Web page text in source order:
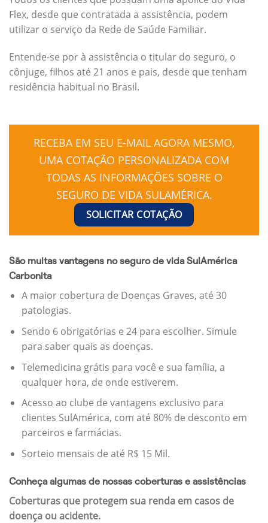
Flex, desde que contratada a assistência, podem
utilizar o serviço da Rede de Saúde Familiar.
Entende-se por à assistência o titular do seguro, o
cônjuge, filhos até 21 anos e pais, desde que tenham
residência habitual no Brasil.
RECEBA EM SEU E-MAIL AGORA MESMO,
UMA COTAÇÃO PERSONALIZADA COM
TODAS AS INFORMAÇÕES SOBRE O
SEGURO DE VIDA SULAMÉRICA.
SOLICITAR COTAÇÃO
São muitas vantagens no seguro de vida SulAmérica
Carbonita
A maior cobertura de Doenças Graves, até 30
patologias.
Sendo 6 obrigatórias e 24 para escolher. Simule
para saber quais as doenças.
Telemedicina grátis para você e sua família, a
qualquer hora, de onde estiverem.
Acesso ao clube de vantagens exclusivo para
clientes SulAmérica, com até 80% de desconto em
parceiros e farmácias.
Sorteio mensais de até R$ 15 Mil.
Conheça algumas de nossas coberturas e assistências
Coberturas que protegem sua renda em casos de
doença ou acidente.